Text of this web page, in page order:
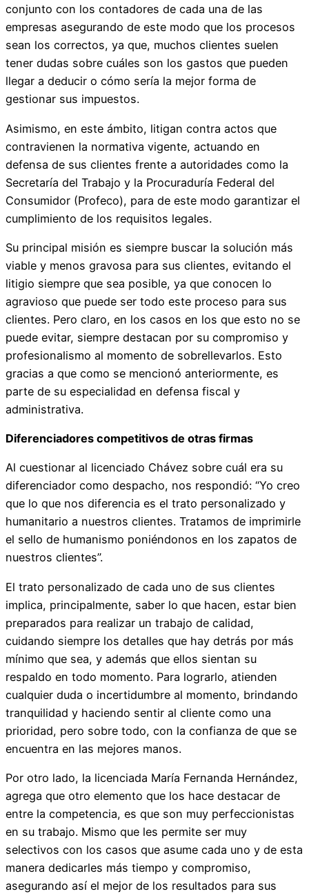
conjunto con los contadores de cada una de las
empresas asegurando de este modo que los procesos
sean los correctos, ya que, muchos clientes suelen
tener dudas sobre cuáles son los gastos que pueden
llegar a deducir o cómo sería la mejor forma de
gestionar sus impuestos.
Asimismo, en este ámbito, litigan contra actos que
contravienen la normativa vigente, actuando en
defensa de sus clientes frente a autoridades como la
Secretaría del Trabajo y la Procuraduría Federal del
Consumidor (Profeco), para de este modo garantizar el
cumplimiento de los requisitos legales.
Su principal misión es siempre buscar la solución más
viable y menos gravosa para sus clientes, evitando el
litigio siempre que sea posible, ya que conocen lo
agravioso que puede ser todo este proceso para sus
clientes. Pero claro, en los casos en los que esto no se
puede evitar, siempre destacan por su compromiso y
profesionalismo al momento de sobrellevarlos. Esto
gracias a que como se mencionó anteriormente, es
parte de su especialidad en defensa fiscal y
administrativa.
Diferenciadores competitivos de otras firmas
Al cuestionar al licenciado Chávez sobre cuál era su
diferenciador como despacho, nos respondió: “Yo creo
que lo que nos diferencia es el trato personalizado y
humanitario a nuestros clientes. Tratamos de imprimirle
el sello de humanismo poniéndonos en los zapatos de
nuestros clientes”.
El trato personalizado de cada uno de sus clientes
implica, principalmente, saber lo que hacen, estar bien
preparados para realizar un trabajo de calidad,
cuidando siempre los detalles que hay detrás por más
mínimo que sea, y además que ellos sientan su
respaldo en todo momento. Para lograrlo, atienden
cualquier duda o incertidumbre al momento, brindando
tranquilidad y haciendo sentir al cliente como una
prioridad, pero sobre todo, con la confianza de que se
encuentra en las mejores manos.
Por otro lado, la licenciada María Fernanda Hernández,
agrega que otro elemento que los hace destacar de
entre la competencia, es que son muy perfeccionistas
en su trabajo. Mismo que les permite ser muy
selectivos con los casos que asume cada uno y de esta
manera dedicarles más tiempo y compromiso,
asegurando así el mejor de los resultados para sus